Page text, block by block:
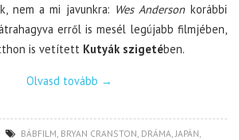
nem a mi javunkra: Wes Andersonkorábbi
erről is mesél legújabb filmjében,
is vetített Kutyák szigetében.
Olvasd tovább →
BÁBFILM BRYAN CRANSTON DRÁMA JAPÁN